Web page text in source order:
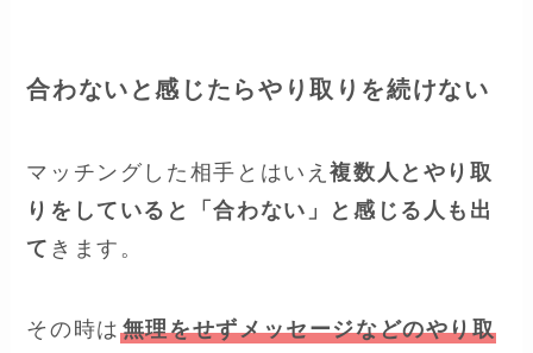
合わないと感じたらやり取りを続けない
マッチングした相手とはいえ複数人とやり取
りをしていると「合わない」と感じる人も出
て きます。
その時は 無理をせずメッセージなどのやり取